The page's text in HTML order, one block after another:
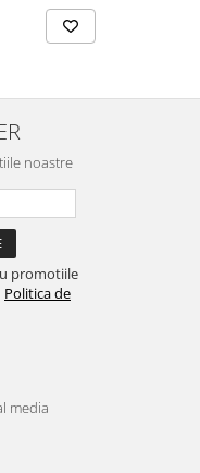
noastre
promotiile
Politica de
media